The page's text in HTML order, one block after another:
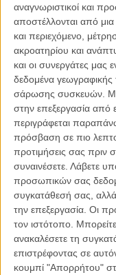
αναγνωριστικοί και
αποστέλλονται από μια
και περιεχόμενο,
ακροατηρίου και
και οι συνεργάτες μας
δεδομένα
σάρωσης συσκευών.
στην επεξεργασία από
περιγράφεται
πρόσβαση σε πιο
προτιμήσεις σας πριν
συναινέσετε. Λάβετε
προσωπικών σας
συγκατάθεσή σας, αλλά
την επεξεργασία. Οι
τον ιστότοπο.
ανακαλέσετε τη
επιστρέφοντας σε
κουμπί "Απορρήτου"
Photo Credit: Ευγενια
Xριστίνα Μουμούρη,
2020 & Βραβείο της